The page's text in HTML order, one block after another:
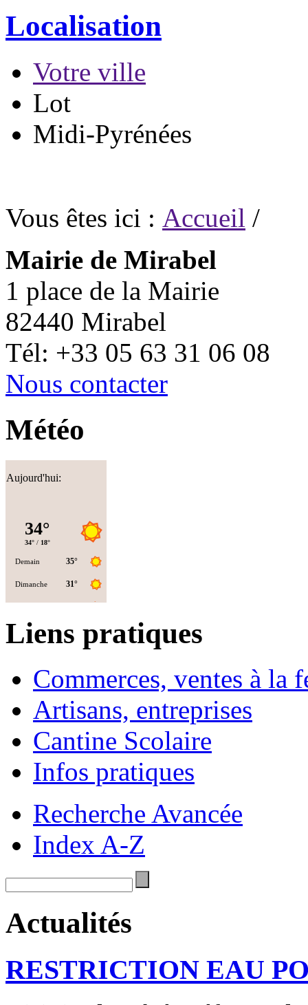
Localisation
Votre ville
Lot
Midi-Pyrénées
Vous êtes ici : Accueil /
Mairie de Mirabel
1 place de la Mairie
82440 Mirabel
Tél: +33 05 63 31 06 08
Nous contacter
Météo
Aujourd'hui:
Liens pratiques
Commerces, ventes à la
Artisans, entreprises
Cantine Scolaire
Infos pratiques
Recherche Avancée
Index A-Z
Actualités
RESTRICTION EAU